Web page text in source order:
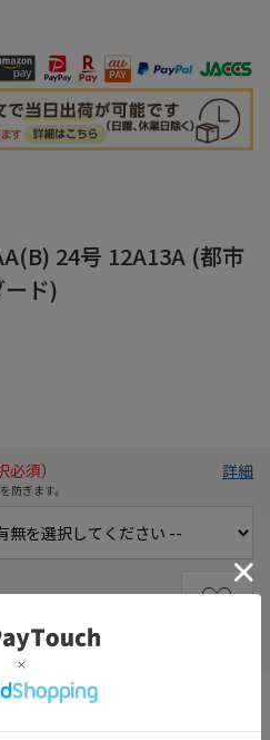
24号 12A13A (都市
ド)
必須）
防ぎます。
詳細
は厳禁です。
です。